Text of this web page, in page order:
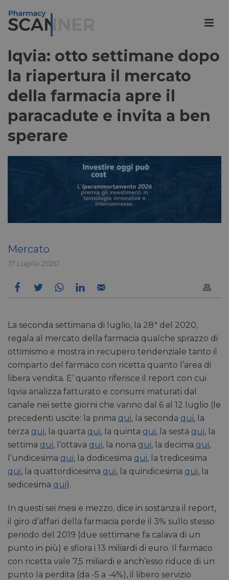
Iqvia: otto settimane dopo
la riapertura il mercato
della farmacia apre il
paracadute e invita a ben
sperare
Mercato
17 Luglio 2020
La seconda settimana di luglio, la 28ª del 2020,
regala al mercato della farmacia qualche sprazzo di
ottimismo e mostra in recupero tendenziale tanto il
comparto del farmaco con ricetta quanto l’area di
libera vendita. E’ quanto riferisce il report con cui
Iqvia analizza fatturato e consumi maturati dal
canale nei sette giorni che vanno dal 6 al 12 luglio (le
precedenti uscite: la prima qui, la seconda qui, la
terza qui, la quarta qui, la quinta qui, la sesta qui, la
settima qui, l’ottava qui, la nona qui, la decima qui,
l’undicesima qui, la dodicesima qui, la tredicesima
qui, la quattordicesima qui, la quindicesima qui, la
sedicesima qui).
In questi sei mesi e mezzo, dice in sostanza il report,
il giro d’affari della farmacia perde il 3% sullo stesso
periodo del 2019 (due settimane fa calava di un
punto in più) e sfiora i 13 miliardi di euro. Il farmaco
con ricetta vale 7,5 miliardi e anch’esso riduce di un
punto la perdita (da -5 a -4%), il libero servizio